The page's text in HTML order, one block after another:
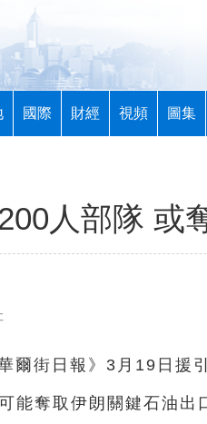
國際 財經 視頻 圖集
人部隊 或
爾街日報》3月19日援
能奪取伊朗關鍵石油出